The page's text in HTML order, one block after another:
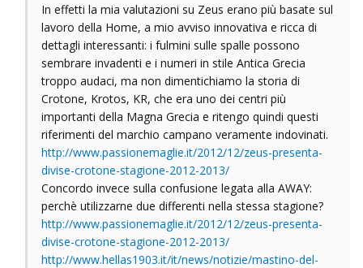
In effetti la mia valutazioni su Zeus erano più basate sul
lavoro della Home, a mio avviso innovativa e ricca di
dettagli interessanti: i fulmini sulle spalle possono
sembrare invadenti e i numeri in stile Antica Grecia
troppo audaci, ma non dimentichiamo la storia di
Crotone, Krotos, KR, che era uno dei centri più
importanti della Magna Grecia e ritengo quindi questi
riferimenti del marchio campano veramente indovinati.
http://www.passionemaglie.it/2012/12/zeus-presenta-
divise-crotone-stagione-2012-2013/
Concordo invece sulla confusione legata alla AWAY:
perchè utilizzarne due differenti nella stessa stagione?
http://www.passionemaglie.it/2012/12/zeus-presenta-
divise-crotone-stagione-2012-2013/
http://www.hellas1903.it/it/news/notizie/mastino-del-